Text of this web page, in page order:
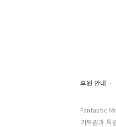
후원 안내
Fantastic
기득권과 특